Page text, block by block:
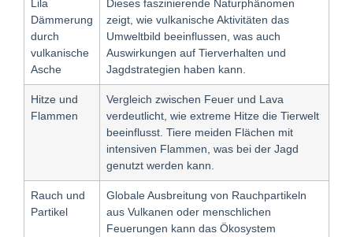
Lila
Dämmerung
durch
vulkanische
Asche
Dieses faszinierende Naturphänomen
zeigt, wie vulkanische Aktivitäten das
Umweltbild beeinflussen, was auch
Auswirkungen auf Tierverhalten und
Jagdstrategien haben kann.
Hitze und
Flammen
Vergleich zwischen Feuer und Lava
verdeutlicht, wie extreme Hitze die Tierwelt
beeinflusst. Tiere meiden Flächen mit
intensiven Flammen, was bei der Jagd
genutzt werden kann.
Rauch und
Partikel
Globale Ausbreitung von Rauchpartikeln
aus Vulkanen oder menschlichen
Feuerungen kann das Ökosystem